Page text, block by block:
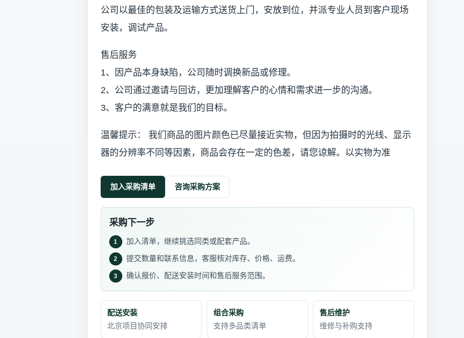
公司以最佳的包装及运输方式送货上门，安放到位，并派专业人员到客户现场
安装，调试产品。
售后服务
1、因产品本身缺陷，公司随时调换新品或修理。
2、公司通过邀请与回访，更加理解客户的心情和需求进一步的沟通。
3、客户的满意就是我们的目标。
温馨提示： 我们商品的图片颜色已尽量接近实物，但因为拍摄时的光线、显示
器的分辨率不同等因素，商品会存在一定的色差，请您谅解。以实物为准
加入采购清单 咨询采购方案
采购下一步
1 加入清单，继续挑选同类或配套产品。
2 提交数量和联系信息，客服核对库存、价格、运费。
3 确认报价、配送安装时间和售后服务范围。
配送安装
北京项目协同安排
组合采购
支持多品类清单
售后维护
维修与补购支持